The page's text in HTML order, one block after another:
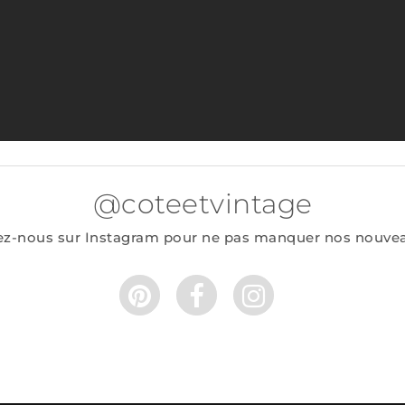
@coteetvintage
nous sur Instagram pour ne pas manquer nos